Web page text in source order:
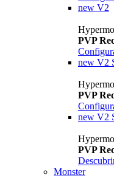
new V2
PVP
new V2
PVP
new V2
PVP
Monster